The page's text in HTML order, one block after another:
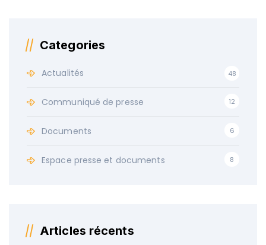
Categories
Actualités 48
Communiqué de presse 12
Documents 6
Espace presse et documents 8
Articles récents